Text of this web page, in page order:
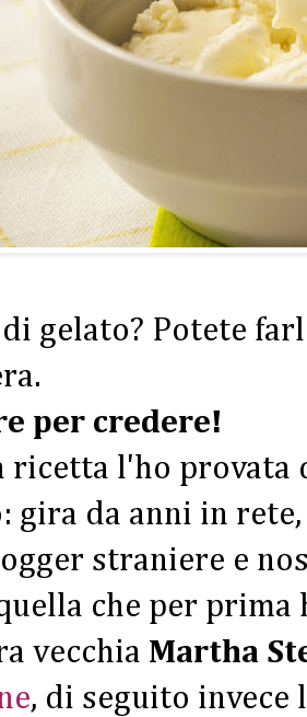
gelato? Potete
per credere!
ricetta l'ho provata
gira da anni in
straniere e
che per
vecchia Martha
, di seguito